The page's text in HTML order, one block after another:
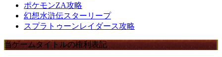
ポケモンZA攻略
幻想水滸伝スターリープ
スプラトゥーンレイダース攻略
当ゲームタイトルの権利表記